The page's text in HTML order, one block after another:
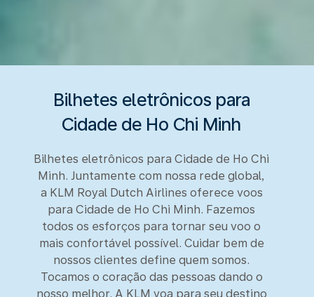
Bilhetes eletrônicos para
Cidade de Ho Chi Minh
Bilhetes eletrônicos para Cidade de Ho Chi
Minh. Juntamente com nossa rede global,
a KLM Royal Dutch Airlines oferece voos
para Cidade de Ho Chi Minh. Fazemos
todos os esforços para tornar seu voo o
mais confortável possível. Cuidar bem de
nossos clientes define quem somos.
Tocamos o coração das pessoas dando o
nosso melhor. A KLM voa para seu destino